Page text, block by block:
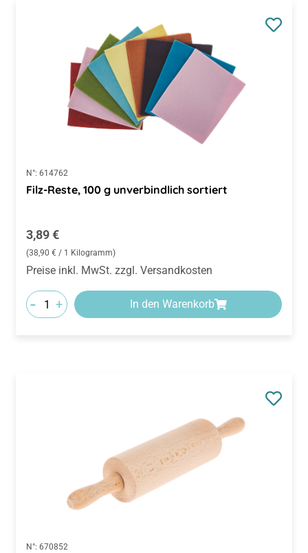
N°: 614762
Filz-Reste, 100 g unverbindlich sortiert
Regulärer Preis:
3,89 €
(38,90 € / 1 Kilogramm)
Preise inkl. MwSt. zzgl. Versandkosten
- + In den Warenkorb
N°: 670852